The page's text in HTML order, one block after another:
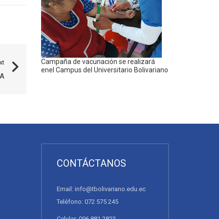
Campaña de vacunación se realizará
enel Campus del Universitario Bolivariano
CONTÁCTANOS
Email: info@tbolivariano.edu.ec
Teléfono: 072 575 245